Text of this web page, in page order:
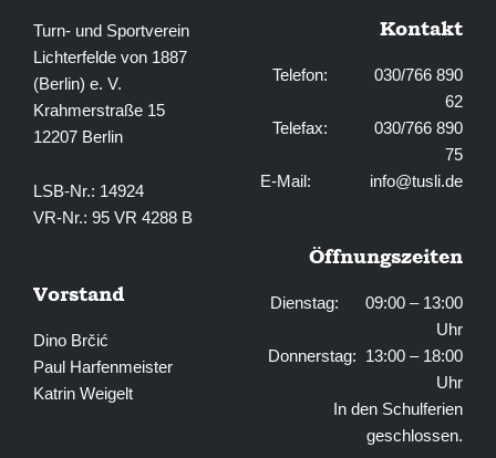
Turn- und Sportverein
Lichterfelde von 1887
(Berlin) e. V.
Krahmerstraße 15
12207 Berlin
LSB-Nr.: 14924
VR-Nr.: 95 VR 4288 B
Vorstand
Dino Brčić
Paul Harfenmeister
Katrin Weigelt
Kontakt
Telefon: 030/766 890
62
Telefax: 030/766 890
75
E-Mail: info@tusli.de
Öffnungszeiten
Dienstag: 09:00 – 13:00
Uhr
Donnerstag: 13:00 – 18:00
Uhr
In den Schulferien
geschlossen.